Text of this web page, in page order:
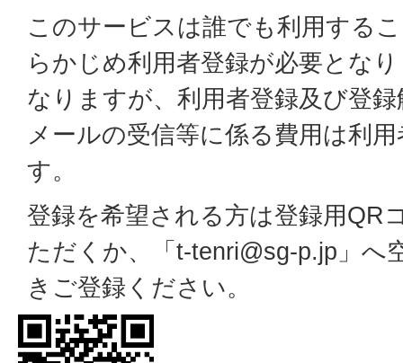
このサービスは誰でも利用する
らかじめ利用者登録が必要とな
なりますが、利用者登録及び登
メールの受信等に係る費用は利
す。
登録を希望される方は登録用QR
ただくか、「t-tenri@sg-p.jp」へ
きご登録ください。